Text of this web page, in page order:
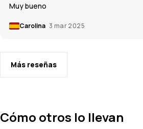
Muy bueno
Carolina 3 mar 2025
Más reseñas
Cómo otros lo llevan